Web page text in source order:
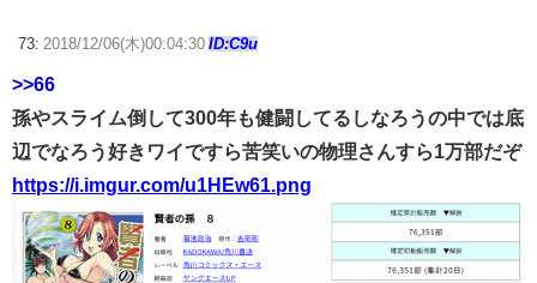
73: 2018/12/06(木)00:04:30 ID:C9u
>>66
孫やスライム倒して300年も健闘してるしなろうの中では底
辺でなろう好きワイですら苦笑いの物理さんすら1万部だぞ
https://i.imgur.com/u1HEw61.png